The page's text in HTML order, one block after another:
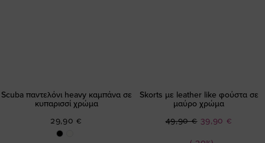
Scuba παντελόνι heavy καμπάνα σε
κυπαρισσί χρώμα
29,90 €
Skorts με leather like φούστα σε
μαύρο χρώμα
Ειδική
39,90 €
49,90 €